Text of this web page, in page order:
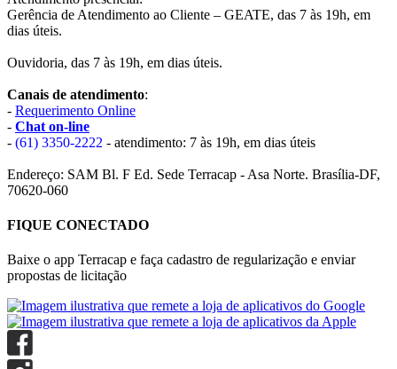
Gerência de Atendimento ao Cliente – GEATE, das 7 às 19h, em
dias úteis.
Ouvidoria, das 7 às 19h, em dias úteis.
Canais de atendimento:
- Requerimento Online
- Chat on-line
- (61) 3350-2222 - atendimento: 7 às 19h, em dias úteis
Endereço: SAM Bl. F Ed. Sede Terracap - Asa Norte. Brasília-DF,
70620-060
FIQUE CONECTADO
Baixe o app Terracap e faça cadastro de regularização e enviar
propostas de licitação